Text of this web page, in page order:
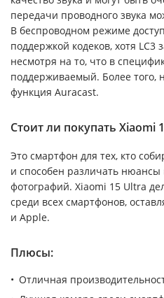
передачи проводного звука
В беспроводном режиме
поддержкой кодеков, хотя LC3
несмотря на то, что в
поддерживаемый. Более того,
функция Auracast.
Стоит ли покупать Xiaomi
Это смартфон для тех, кто
и способен различать нюансы
фотографий. Xiaomi 15 Ultra
среди всех смартфонов,
и Apple.
Плюсы:
Отличная